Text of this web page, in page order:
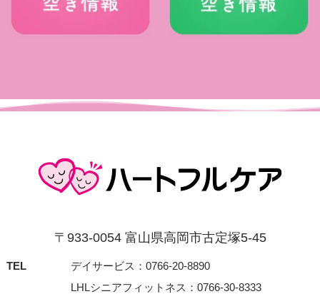
〒933-0054 富⼭県⾼岡市古定塚5-45
TEL
デイサービス：0766-20-8890
LHLシニアフィットネス：0766-30-8333